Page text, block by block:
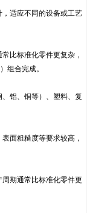
适应不同的设备或工艺
比标准化零件更复杂，
组合完成。
铝、铜等）、塑料、复
面粗糙度等要求较高，
期通常比标准化零件更